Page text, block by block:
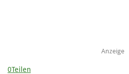
Anzeige
0Teilen